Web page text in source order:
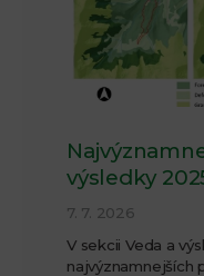
výsledky
7. 7. 2026
V sekcii Veda a
najvýznamnejších